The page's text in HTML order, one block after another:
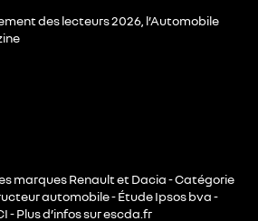
des lecteurs 2026, l’Automobile
marques Renault et Dacia - Catégorie
automobile - Étude Ipsos bva -
- Plus d’infos sur escda.fr